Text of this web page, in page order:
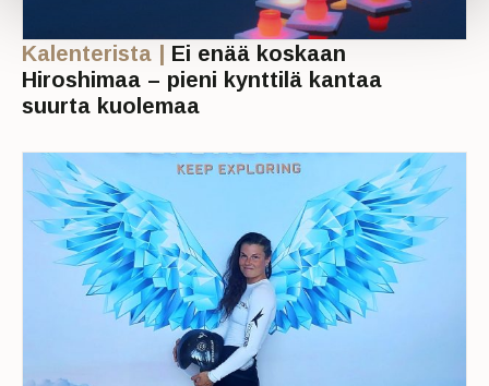
Kalenterista | Ei enää koskaan
Hiroshimaa – pieni kynttilä kantaa
suurta kuolemaa